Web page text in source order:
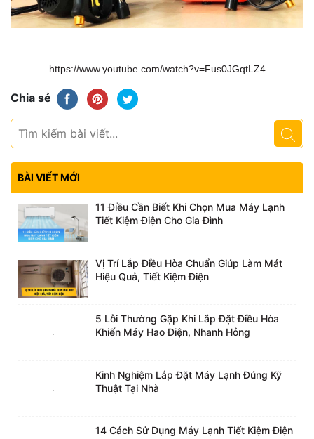
https://www.youtube.com/watch?v=Fus0JGqtLZ4
Chia sẻ
BÀI VIẾT MỚI
11 Điều Cần Biết Khi Chọn Mua Máy Lạnh
Tiết Kiệm Điện Cho Gia Đình
Vị Trí Lắp Điều Hòa Chuẩn Giúp Làm Mát
Hiệu Quả, Tiết Kiệm Điện
5 Lỗi Thường Gặp Khi Lắp Đặt Điều Hòa
Khiến Máy Hao Điện, Nhanh Hỏng
Kinh Nghiệm Lắp Đặt Máy Lạnh Đúng Kỹ
Thuật Tại Nhà
14 Cách Sử Dụng Máy Lạnh Tiết Kiệm Điện